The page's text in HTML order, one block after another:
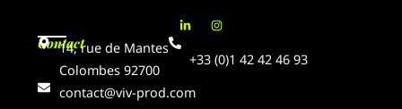
Contact
14, rue de Mantes
Colombes 92700
+33 (0)1 42 42 46 93
contact@viv-prod.com